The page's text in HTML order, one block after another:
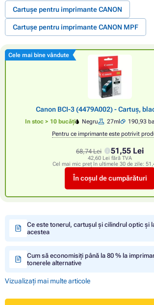
Cartușe pentru imprimante CANON
Cartușe pentru imprimante CANON MPF
Cele mai bine vândute
Canon BCI-3 (4479A002) - Cartuș,
In stoc > 10 bucăți Negru 27ml 190,93
Pentru ce imprimante este potrivit
68,74 Lei 51,55 Lei
42,60 Lei fără TVA
Cel mai mic preț în ultimele 30 de zile:
În coșul de cumpărături
Ce este tonerul, cartușul și cilindrul optic și
acestea
Cum să economisiți până la 80 % la
tonerele alternative
Vizualizați mai multe articole